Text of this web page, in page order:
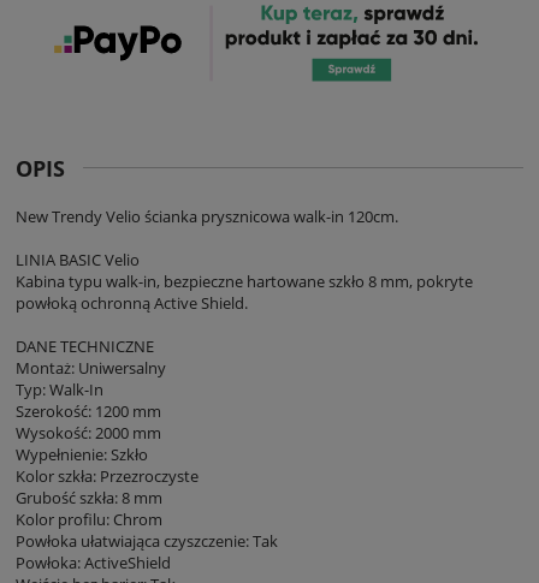
OPIS
New Trendy Velio ścianka prysznicowa walk-in 120cm.
LINIA BASIC Velio
Kabina typu walk-in, bezpieczne hartowane szkło 8 mm, pokryte
powłoką ochronną Active Shield.
DANE TECHNICZNE
Montaż: Uniwersalny
Typ: Walk-In
Szerokość: 1200 mm
Wysokość: 2000 mm
Wypełnienie: Szkło
Kolor szkła: Przezroczyste
Grubość szkła: 8 mm
Kolor profilu: Chrom
Powłoka ułatwiająca czyszczenie: Tak
Powłoka: ActiveShield